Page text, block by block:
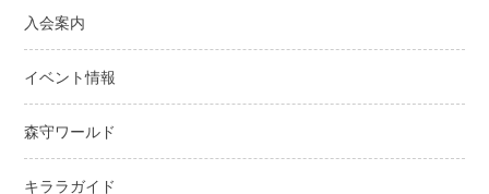
ョ
ン
入会案内
イベント情報
森守ワールド
キララガイド